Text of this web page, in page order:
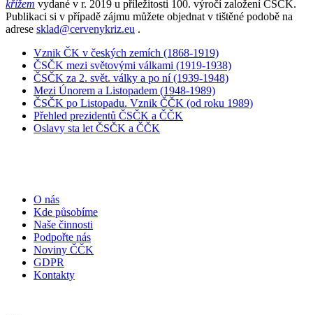
křížem vydané v r. 2019 u příležitosti 100. výročí založení ČSČK.
Publikaci si v případě zájmu můžete objednat v tištěné podobě na
adrese sklad@cervenykriz.eu .
Vznik ČK v českých zemích (1868-1919)
ČSČK mezi světovými válkami (1919-1938)
ČSČK za 2. svět. války a po ní (1939-1948)
Mezi Únorem a Listopadem (1948-1989)
ČSČK po Listopadu. Vznik ČČK (od roku 1989)
Přehled prezidentů ČSČK a ČČK
Oslavy sta let ČSČK a ČČK
O nás
Kde působíme
Naše činnosti
Podpořte nás
Noviny ČČK
GDPR
Kontakty